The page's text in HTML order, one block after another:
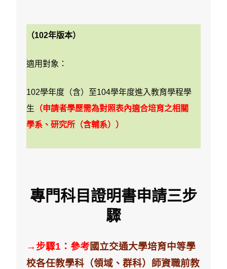
（102年版本）
適用對象：
102學年度（含）至104學年度進入教育學程學
生 （申請者學歷需為對照表內適合培育之相關
學系、研究所（含輔系））
專門科目證明書申請三步
驟
→步驟1：參考國立交通大學培育中等學
校各任教學科（領域、群科）師資職前教